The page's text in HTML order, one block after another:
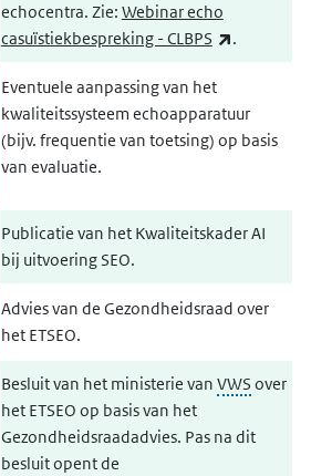
echocentra. Zie: Webinar echo
casuïstiekbespreking - CLBPS
(externe
.
Eventuele aanpassing van het
kwaliteitssysteem echoapparatuur
(bijv. frequentie van toetsing) op basis
van evaluatie.
Publicatie van het Kwaliteitskader AI
bij uitvoering SEO.
Advies van de Gezondheidsraad over
het ETSEO.
Besluit van het ministerie van VWS over
het ETSEO op basis van het
Gezondheidsraadadvies. Pas na dit
besluit opent de